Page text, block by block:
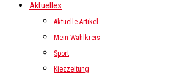
Aktuelles
Aktuelle Artikel
Mein Wahlkreis
Sport
Kiezzeitung